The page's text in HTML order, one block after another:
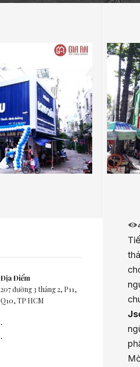
Địa Điểm
207 đường 3 tháng 2, P11,
Q10, TP HCM
.
.